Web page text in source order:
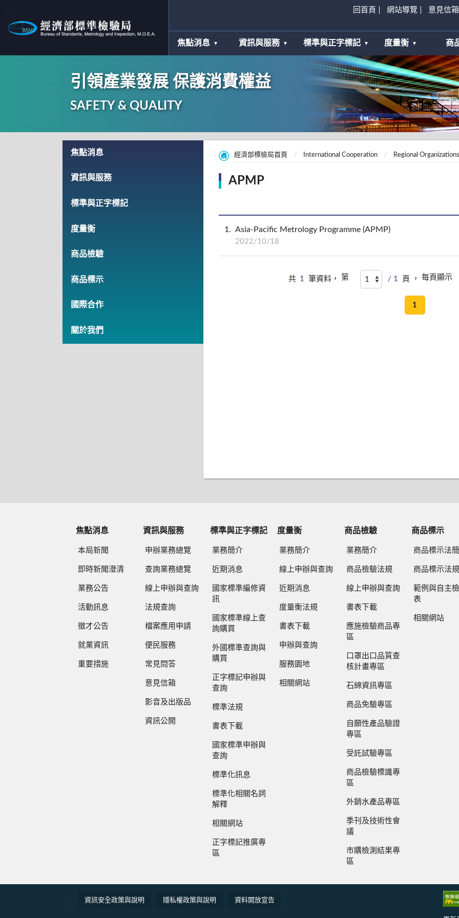
回首頁 網站導覽 意見信箱
焦點消息 資訊與服務 標準與正字標記 度量衡 商
引領產業發展 保護消費權益
SAFETY & QUALITY
焦點消息
資訊與服務
標準與正字標記
度量衡
商品檢驗
商品標示
國際合作
關於我們
經濟部標檢局首頁 International Cooperation Regional
APMP
1 Asia-Pacific Metrology Programme (APMP)
2022/10/18
共 1 筆資料， 第 / 1 頁 ， 每頁顯示
1
焦點消息
本局新聞
即時新聞澄清
業務公告
活動訊息
徵才公告
就業資訊
重要措施
資訊與服務
申辦業務總覽
查詢業務總覽
線上申辦與查詢
法規查詢
檔案應用申請
便民服務
常見問答
意見信箱
影音及出版品
資訊公開
標準與正字標記
業務簡介
近期消息
國家標準編修資
訊
國家標準線上查
詢購買
外國標準查詢與
購買
正字標記申辦與
查詢
標準法規
書表下載
國家標準申辦與
查詢
標準化訊息
標準化相關名詞
解釋
相關網站
正字標記推廣專
區
度量衡
業務簡介
線上申辦與查詢
近期消息
度量衡法規
書表下載
申辦與查詢
服務園地
相關網站
商品檢驗
業務簡介
商品檢驗法規
線上申辦與查詢
書表下載
應施檢驗商品專
區
口罩出口品質查
核計畫專區
石綿資訊專區
商品免驗專區
自願性產品驗證
專區
受託試驗專區
商品檢驗標識專
區
外銷水產品專區
季刊及技術性會
議
市購檢測結果專
區
商品標示
商品標示法
商品標示法
範例與自主
表
相關網站
資訊安全政策與說明 隱私權政策與說明 資料開放宣告